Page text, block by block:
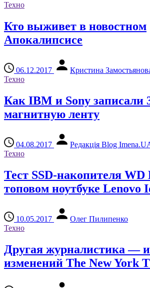
Техно
Кто выживет в новостном
Апокалипсисе
06.12.2017
Кристина
Техно
Как IBM и Sony записали
магнитную ленту
04.08.2017
Редакція Blog
Техно
Тест SSD-накопителя WD
топовом ноутбуке Lenovo
10.05.2017
Олег Пилипенко
Техно
Другая журналистика —
изменений The New York